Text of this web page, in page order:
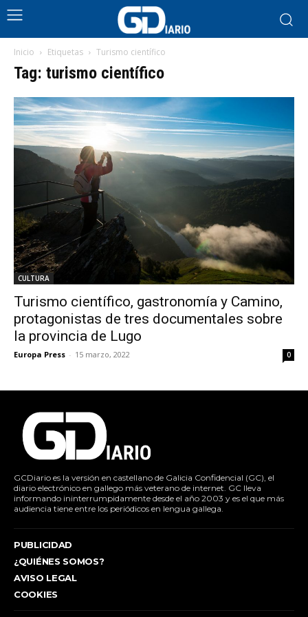
Inicio Etiquetas Turismo científico
Tag: turismo científico
CULTURA
Turismo científico, gastronomía y Camino,
protagonistas de tres documentales sobre
la provincia de Lugo
Europa Press - 15 marzo, 2022 0
GCDiario es la versión en castellano de Galicia Confidencial (GC), el
diario electrónico en gallego más veterano de internet. GC lleva
informando ininterrumpidamente desde el año 2003 y es el que más
audiencia tiene entre los periódicos en lengua gallega.
PUBLICIDAD
¿QUIÉNES SOMOS?
AVISO LEGAL
COOKIES